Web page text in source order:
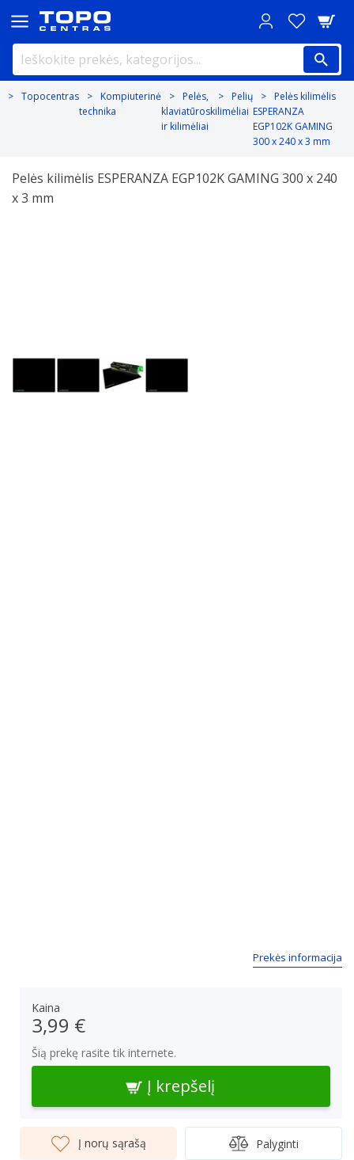
Topocentras
Kompiuterinė
technika
Pelės,
klaviatūros
ir kilimėliai
Pelių
kilimėliai
Pelės kilimėlis
ESPERANZA
EGP102K GAMING
300 x 240 x 3 mm
Pelės kilimėlis ESPERANZA EGP102K GAMING 300 x 240
x 3 mm
Prekės informacija
Kaina
3,99 €
Šią prekę rasite tik internete.
Į krepšelį
Į norų sąrašą Palyginti